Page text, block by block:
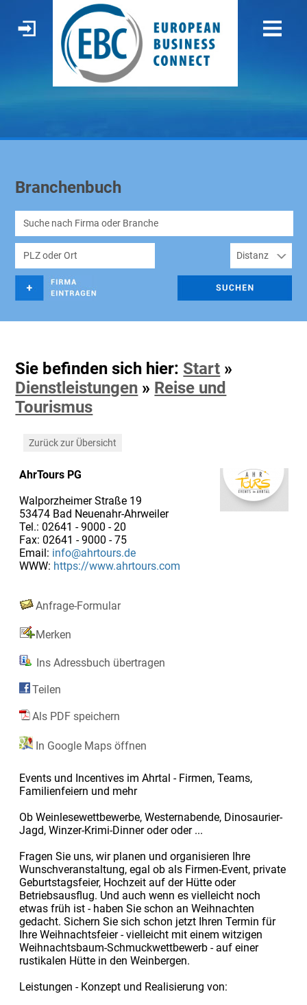
Branchenbuch
Sie befinden sich hier: Start »
Dienstleistungen » Reise und
Tourismus
Zurück zur Übersicht
AhrTours PG
Walporzheimer Straße 19
53474 Bad Neuenahr-Ahrweiler
Tel.: 02641 - 9000 - 20
Fax: 02641 - 9000 - 75
Email: info@ahrtours.de
WWW: https://www.ahrtours.com
Anfrage-Formular
Merken
Ins Adressbuch übertragen
Teilen
Als PDF speichern
In Google Maps öffnen
Events und Incentives im Ahrtal - Firmen, Teams,
Familienfeiern und mehr
Ob Weinlesewettbewerbe, Westernabende, Dinosaurier-
Jagd, Winzer-Krimi-Dinner oder oder ...
Fragen Sie uns, wir planen und organisieren Ihre
Wunschveranstaltung, egal ob als Firmen-Event, private
Geburtstagsfeier, Hochzeit auf der Hütte oder
Betriebsausflug. Und auch wenn es vielleicht noch
etwas früh ist - haben Sie schon an Weihnachten
gedacht. Sichern Sie sich schon jetzt Ihren Termin für
Ihre Weihnachtsfeier - vielleicht mit einem witzigen
Weihnachtsbaum-Schmuckwettbewerb - auf einer
rustikalen Hütte in den Weinbergen.
Leistungen - Konzept und Realisierung von: